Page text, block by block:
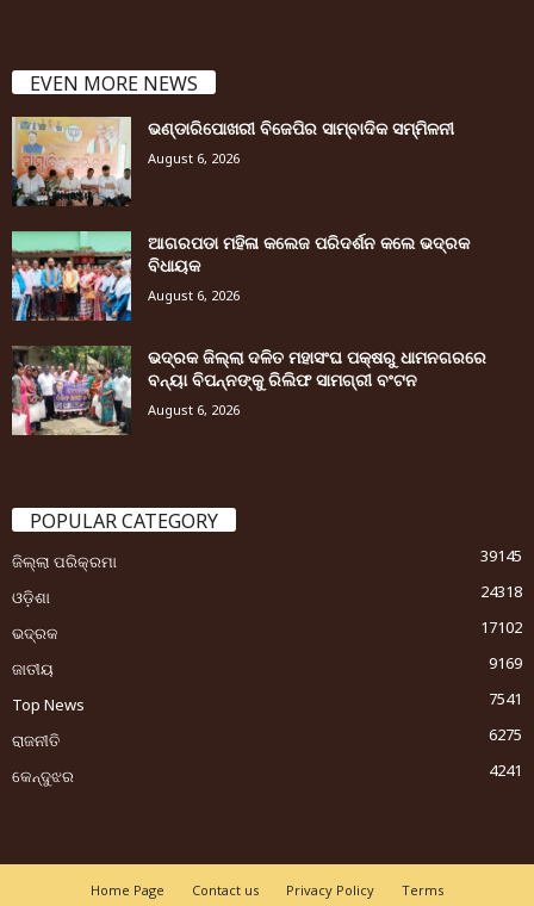
EVEN MORE NEWS
ଭଣ୍ଡାରିପୋଖରୀ ବିଜେପିର ସାମ୍ବାଦିକ ସମ୍ମିଳନୀ
August 6, 2026
ଆଗରପଡା ମହିଳା କଲେଜ ପରିଦର୍ଶନ କଲେ ଭଦ୍ରକ
ବିଧାୟକ
August 6, 2026
ଭଦ୍ରକ ଜିଲ୍ଲା ଦଳିତ ମହାସଂଘ ପକ୍ଷରୁ ଧାମନଗରରେ
ବନ୍ୟା ବିପନ୍ନଙ୍କୁ ରିଲିଫ ସାମଗ୍ରୀ ବଂଟନ
August 6, 2026
POPULAR CATEGORY
ଜିଲ୍ଲା ପରିକ୍ରମା
39145
ଓଡ଼ିଶା
24318
ଭଦ୍ରକ
17102
ଜାତୀୟ
9169
Top News
7541
ରାଜନୀତି
6275
କେନ୍ଦୁଝର
4241
Home Page Contact us Privacy Policy Terms